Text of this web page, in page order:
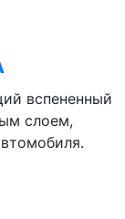
вспененный
слоем,